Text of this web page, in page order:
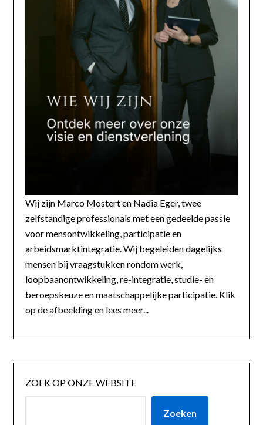
Wij zijn Marco Mostert en Nadia Eger, twee
zelfstandige professionals met een gedeelde passie
voor mensontwikkeling, participatie en
arbeidsmarktintegratie. Wij begeleiden dagelijks
mensen bij vraagstukken rondom werk,
loopbaanontwikkeling, re-integratie, studie- en
beroepskeuze en maatschappelijke participatie. Klik
op de afbeelding en lees meer...
ZOEK OP ONZE WEBSITE
Zoeken